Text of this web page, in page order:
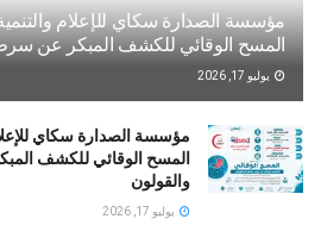
مؤسسة الصدارة سكاي للإعلام
المسح الوقائي للكشف المبكر عن
يوليو 17, 2026
مؤسسة الصدارة سكاي
المسح الوقائي للكشف
والقولون
يوليو 17, 2026